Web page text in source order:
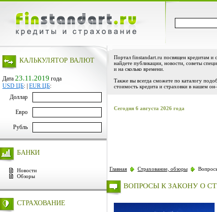
КАЛЬКУЛЯТОР ВАЛЮТ
Дата 23.11.2019 года
USD ЦБ: EUR ЦБ:
Доллар
Евро
Рубль
БАНКИ
Новости
Обзоры
СТРАХОВАНИЕ
Портал finstandart.ru посвящен кредитам и
найдете публикации, новости, советы
и на сколько времени.
Также вы всегда сможете по каталогу
стоимость кредита и страховки в нашем
Сегодня 6 августа 2026 года
Главная Страхование, обзоры
ВОПРОСЫ К ЗАКОНУ О